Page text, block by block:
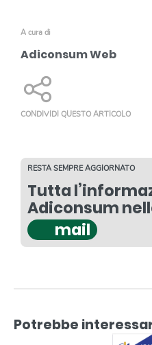
A cura di
Adiconsum Web
CONDIVIDI QUESTO ARTICOLO
RESTA SEMPRE AGGIORNATO
Tutta
Adiconsum
mail
Potrebbe